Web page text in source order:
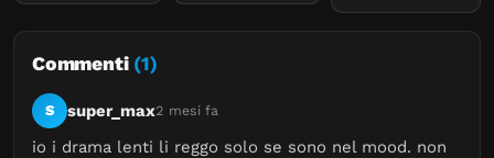
Commenti (1)
S super_max2 mesi fa
io i drama lenti li reggo solo se sono nel mood. non